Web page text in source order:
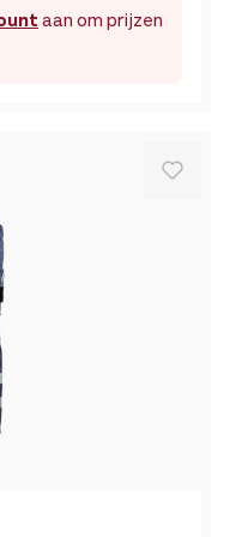
aan om prijzen
opties op de